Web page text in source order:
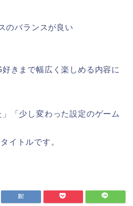
のバランスが良い
きまで幅広く楽しめる内容に
」「少し変わった設定のゲーム
イトルです。